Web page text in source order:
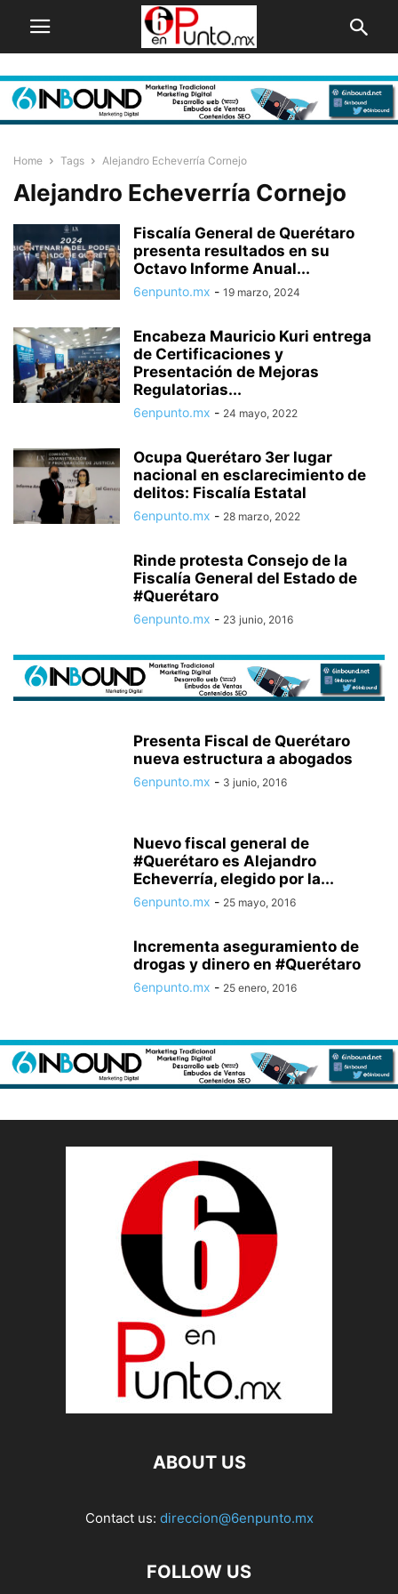
Home Tags Alejandro Echeverría Cornejo
Alejandro Echeverría Cornejo
Fiscalía General de Querétaro
presenta resultados en su
Octavo Informe Anual...
6enpunto.mx - 19 marzo, 2024
Encabeza Mauricio Kuri entrega
de Certificaciones y
Presentación de Mejoras
Regulatorias...
6enpunto.mx - 24 mayo, 2022
Ocupa Querétaro 3er lugar
nacional en esclarecimiento de
delitos: Fiscalía Estatal
6enpunto.mx - 28 marzo, 2022
Rinde protesta Consejo de la
Fiscalía General del Estado de
#Querétaro
6enpunto.mx - 23 junio, 2016
Presenta Fiscal de Querétaro
nueva estructura a abogados
6enpunto.mx - 3 junio, 2016
Nuevo fiscal general de
#Querétaro es Alejandro
Echeverría, elegido por la...
6enpunto.mx - 25 mayo, 2016
Incrementa aseguramiento de
drogas y dinero en #Querétaro
6enpunto.mx - 25 enero, 2016
ABOUT US
Contact us: direccion@6enpunto.mx
FOLLOW US